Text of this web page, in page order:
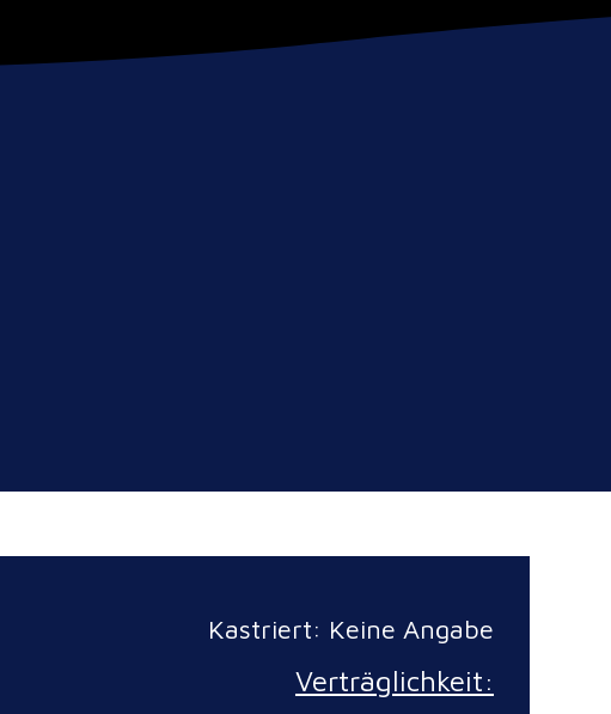
Kastriert: Keine Angabe
Verträglichkeit: